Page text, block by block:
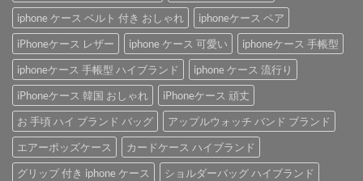
iphone ケース ベルト 付き おしゃれ
iphoneケース ペア
iPhoneケース レザー
iphone ケース 可愛い
iphoneケース 手帳型
iphoneケース 手帳型 ハイブランド
iphone ケース 流行り
iPhoneケース 韓国 おしゃれ
iPhoneケース 頑丈
お 手頃 ハイ ブランド バッグ
アップルウォッチ バンド ブランド
エアーポッズケース
カードケース ハイブランド
グリップ 付き iphone ケース
ショルダーバッグ ハイブランド